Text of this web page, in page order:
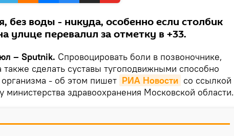
без воды - никуда, особенно если столбик
улице перевалил за отметку в +33.
– Sputnik. Спровоцировать боли в позвоночнике,
также сделать суставы тугоподвижными способно
- об этом пишет РИА Новости со ссылкой
министерства здравоохранения Московской области.